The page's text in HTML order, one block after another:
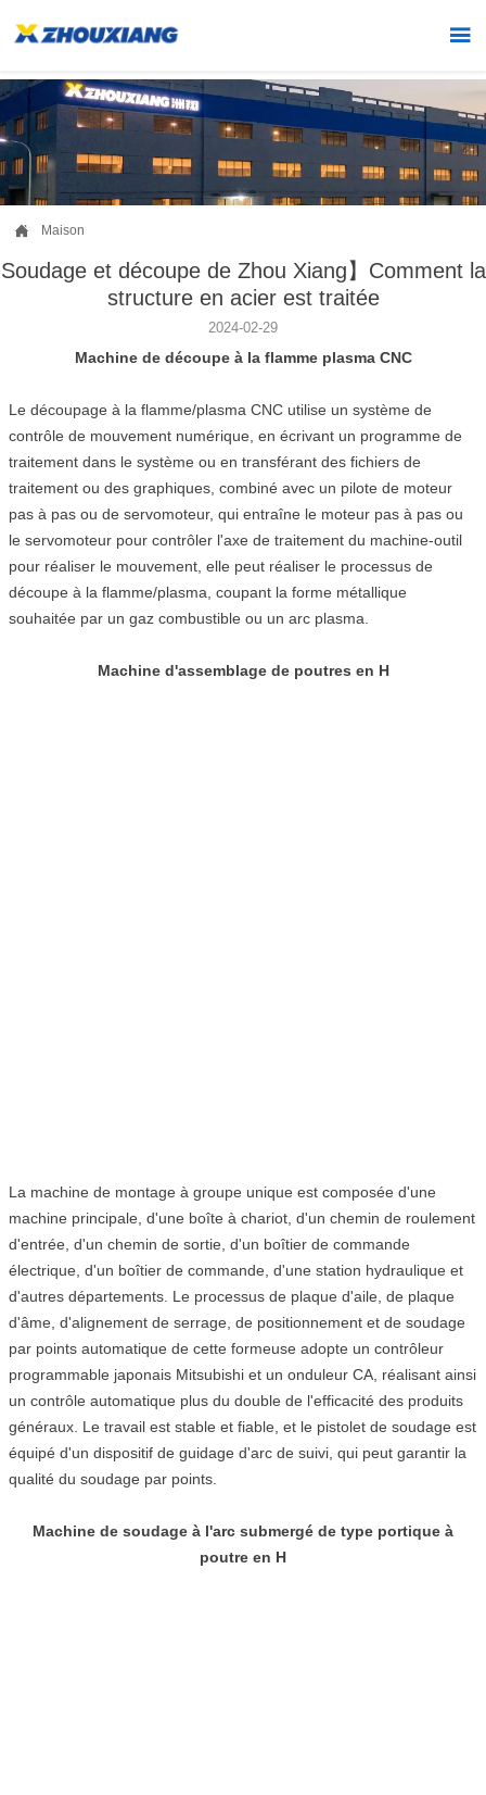

 Maison
Soudage et découpe de Zhou Xiang】Comment la
structure en acier est traitée
2024-02-29
Machine de découpe à la flamme plasma CNC
Le découpage à la flamme/plasma CNC utilise un système de
contrôle de mouvement numérique, en écrivant un programme de
traitement dans le système ou en transférant des fichiers de
traitement ou des graphiques, combiné avec un pilote de moteur
pas à pas ou de servomoteur, qui entraîne le moteur pas à pas ou
le servomoteur pour contrôler l'axe de traitement du machine-outil
pour réaliser le mouvement, elle peut réaliser le processus de
découpe à la flamme/plasma, coupant la forme métallique
souhaitée par un gaz combustible ou un arc plasma.
Machine d'assemblage de poutres en H
La machine de montage à groupe unique est composée d'une
machine principale, d'une boîte à chariot, d'un chemin de roulement
d'entrée, d'un chemin de sortie, d'un boîtier de commande
électrique, d'un boîtier de commande, d'une station hydraulique et
d'autres départements. Le processus de plaque d'aile, de plaque
d'âme, d'alignement de serrage, de positionnement et de soudage
par points automatique de cette formeuse adopte un contrôleur
programmable japonais Mitsubishi et un onduleur CA, réalisant ainsi
un contrôle automatique plus du double de l'efficacité des produits
généraux. Le travail est stable et fiable, et le pistolet de soudage est
équipé d'un dispositif de guidage d'arc de suivi, qui peut garantir la
qualité du soudage par points.
Machine de soudage à l'arc submergé de type portique à
poutre en H